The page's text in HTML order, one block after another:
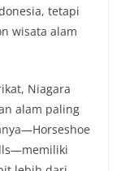
tetapi
wisata alam
Niagara
alam paling